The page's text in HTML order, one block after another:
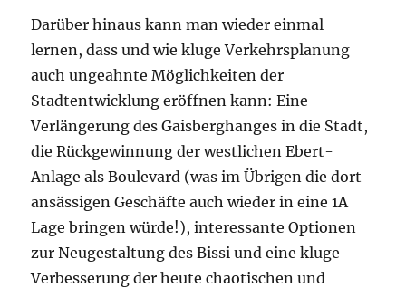
Darüber hinaus kann man wieder einmal
lernen, dass und wie kluge Verkehrsplanung
auch ungeahnte Möglichkeiten der
Stadtentwicklung eröffnen kann: Eine
Verlängerung des Gaisberghanges in die Stadt,
die Rückgewinnung der westlichen Ebert-
Anlage als Boulevard (was im Übrigen die dort
ansässigen Geschäfte auch wieder in eine 1A
Lage bringen würde!), interessante Optionen
zur Neugestaltung des Bissi und eine kluge
Verbesserung der heute chaotischen und